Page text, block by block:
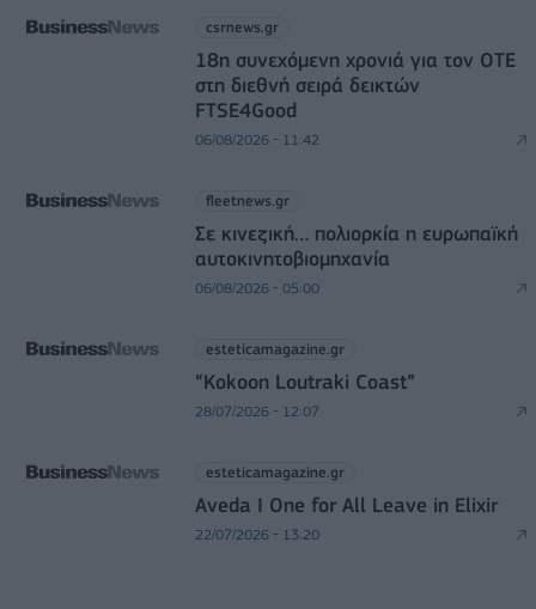
csrnews.gr
18η συνεχόμενη χρονιά για τον ΟΤΕ
στη διεθνή σειρά δεικτών
FTSE4Good
06/08/2026 - 11:42
fleetnews.gr
Σε κινεζική… πολιορκία η ευρωπαϊκή
αυτοκινητοβιομηχανία
06/08/2026 - 05:00
esteticamagazine.gr
“Kokoon Loutraki Coast”
28/07/2026 - 12:07
esteticamagazine.gr
Aveda I One for All Leave in Elixir
22/07/2026 - 13:20